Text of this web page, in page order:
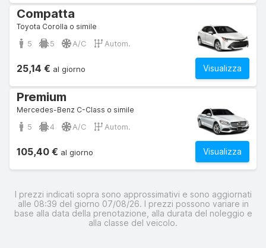
Compatta
Toyota Corolla o simile
5 5 A/C Autom.
Visualizza
25,14 € al giorno
Premium
Mercedes-Benz C-Class o simile
5 4 A/C Autom.
Visualizza
105,40 € al giorno
I prezzi indicati sopra sono approssimativi e sono aggiornati
alle 08:39 del giorno 07/08/26. I prezzi possono variare in
base alla data della prenotazione, alla durata del noleggio e
alla classe del veicolo.